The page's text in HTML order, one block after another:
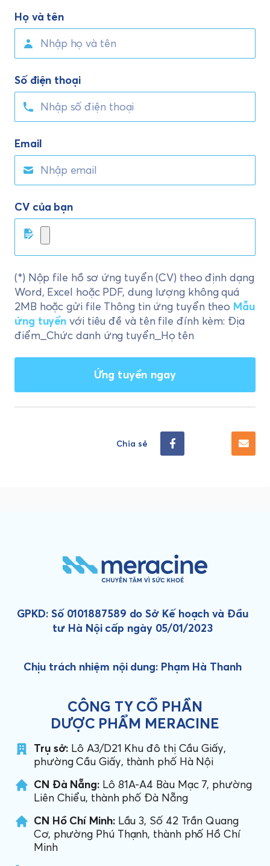
Họ và tên
Số điện thoại
Email
CV của bạn
(*) Nộp file hồ sơ ứng tuyển (CV) theo định dạng
Word, Excel hoặc PDF, dung lượng không quá
2MB hoặc gửi file Thông tin ứng tuyển theo Mẫu
ứng tuyển với tiêu đề và tên file đính kèm: Địa
điểm_Chức danh ứng tuyển_Họ tên
Chia sẻ
GPKD: Số 0101887589 do Sở Kế hoạch và Đầu
tư Hà Nội cấp ngày 05/01/2023
Chịu trách nhiệm nội dung: Phạm Hà Thanh
CÔNG TY CỔ PHẦN
DƯỢC PHẨM MERACINE
Trụ sở: Lô A3/D21 Khu đô thị Cầu Giấy,
phường Cầu Giấy, thành phố Hà Nội
CN Đà Nẵng: Lô 81A-A4 Bàu Mạc 7, phường
Liên Chiểu, thành phố Đà Nẵng
CN Hồ Chí Minh:Lầu 3, Số 42 Trần Quang
Cơ, phường Phú Thạnh, thành phố Hồ Chí
Minh